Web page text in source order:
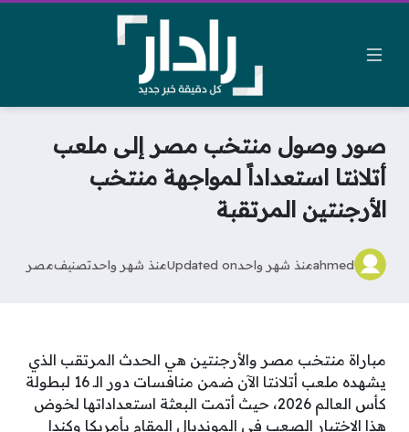
صور وصول منتخب مصر إلى ملعب
أتلانتا استعداداً لمواجهة منتخب
الأرجنتين المرتقبة
ahmedمنذ شهر واحدUpdated onمنذ شهر واحدتصنيفمصر
مباراة منتخب مصر والأرجنتين هي الحدث المرتقب الذي
يشهده ملعب أتلانتا الآن ضمن منافسات دور الـ 16 لبطولة
كأس العالم 2026، حيث أتمت البعثة استعداداتها لخوض
هذا الاختبار الصعب في المونديال المقام بأمريكا وكندا